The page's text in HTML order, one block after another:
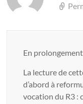
En
La lecture de
d’abord à
vocation du R3 :